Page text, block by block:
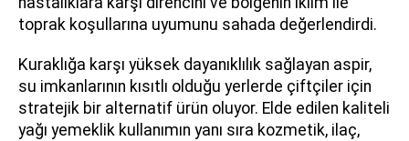
toprak koşullarına uyumunu sahada değerlendirdi.
Kuraklığa karşı yüksek dayanıklılık sağlayan aspir,
su imkanlarının kısıtlı olduğu yerlerde çiftçiler için
stratejik bir alternatif ürün oluyor. Elde edilen kaliteli
yağı yemeklik kullanımın yanı sıra kozmetik, ilaç,